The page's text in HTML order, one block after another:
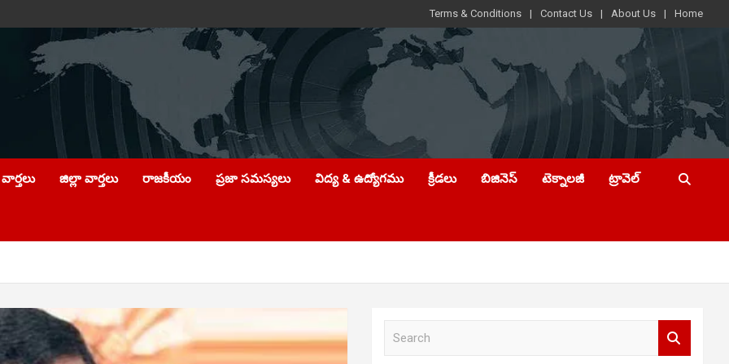
Terms & Conditions Contact Us About Us Home
జిల్లా వార్తలు రాజకీయం ప్రజా సమస్యలు విద్య & ఉద్యోగము క్రీడలు బిజినెస్ టెక్నాలజీ ట్రావెల్